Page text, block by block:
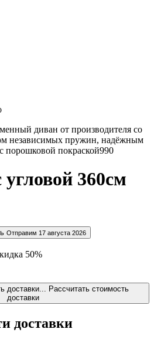
360см
Отправим 17 августа 2026
50%
доставки...
Рассчитать стоимость
доставки
доставки